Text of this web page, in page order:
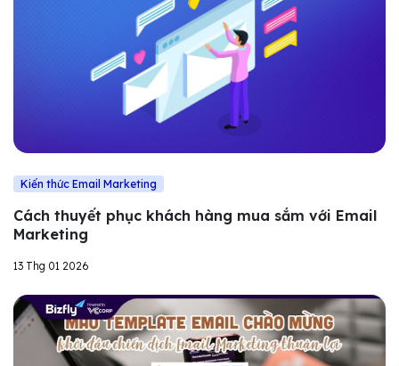
Kiến thức Email Marketing
Cách thuyết phục khách hàng mua sắm với Email
Marketing
13 Thg 01 2026